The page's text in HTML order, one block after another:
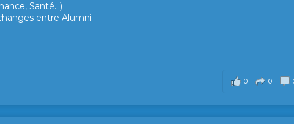
Santé...)
entre Alumni
0 0